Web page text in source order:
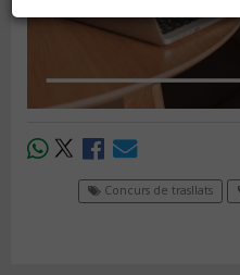
Concurs de trasllats